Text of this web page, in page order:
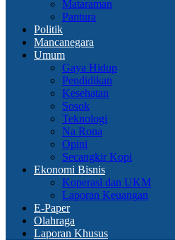
Mataraman
Pantura
Politik
Mancanegara
Umum
Gaya Hidup
Pendidikan
Kesehatan
Sosok
Teknologi
Na Rona
Opini
Secangkir Kopi
Ekonomi Bisnis
Koperasi dan UKM
Laporan Keuangan
E-Paper
Olahraga
Laporan Khusus